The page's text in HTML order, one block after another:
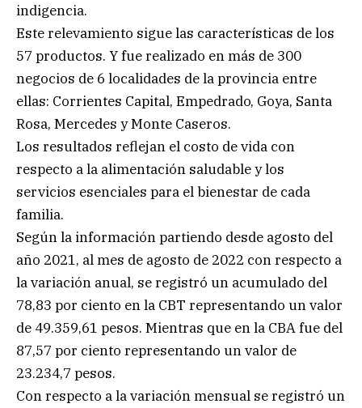
indigencia.
Este relevamiento sigue las características de los
57 productos. Y fue realizado en más de 300
negocios de 6 localidades de la provincia entre
ellas: Corrientes Capital, Empedrado, Goya, Santa
Rosa, Mercedes y Monte Caseros.
Los resultados reflejan el costo de vida con
respecto a la alimentación saludable y los
servicios esenciales para el bienestar de cada
familia.
Según la información partiendo desde agosto del
año 2021, al mes de agosto de 2022 con respecto a
la variación anual, se registró un acumulado del
78,83 por ciento en la CBT representando un valor
de 49.359,61 pesos. Mientras que en la CBA fue del
87,57 por ciento representando un valor de
23.234,7 pesos.
Con respecto a la variación mensual se registró un